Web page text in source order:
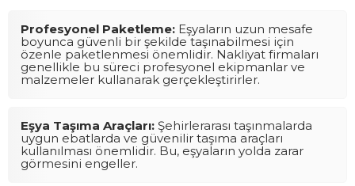
Profesyonel Paketleme: Eşyaların uzun mesafe
boyunca güvenli bir şekilde taşınabilmesi için
özenle paketlenmesi önemlidir. Nakliyat firmaları
genellikle bu süreci profesyonel ekipmanlar ve
malzemeler kullanarak gerçekleştirirler.
Eşya Taşıma Araçları: Şehirlerarası taşınmalarda
uygun ebatlarda ve güvenilir taşıma araçları
kullanılması önemlidir. Bu, eşyaların yolda zarar
görmesini engeller.